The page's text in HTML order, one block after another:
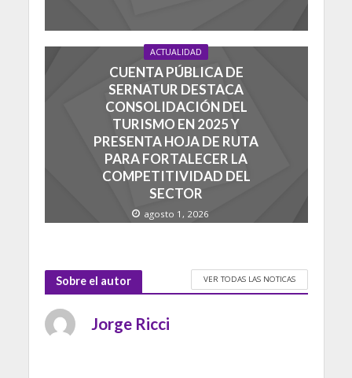
ACTUALIDAD
CUENTA PÚBLICA DE
SERNATUR DESTACA
CONSOLIDACIÓN DEL
TURISMO EN 2025 Y
PRESENTA HOJA DE RUTA
PARA FORTALECER LA
COMPETITIVIDAD DEL
SECTOR
agosto 1, 2026
Sobre el autor VER TODAS LAS NOTICAS
Jorge Ricci